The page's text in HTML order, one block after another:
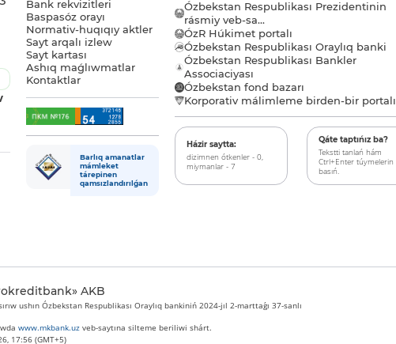
Bank rekvizitleri
Baspasóz orayı
Normativ-huqıqıy aktler
Sayt arqalı izlew
Sayt kartası
Ashıq maǵlıwmatlar
Kontaktlar
Barlıq amanatlar
mámleket
tárepinen
qamsızlandırılǵan
Ózbekstan Respublikası Prezidentinin
rásmiy veb-sa...
ÓzR Húkimet portalı
Ózbekstan Respublikası Oraylıq banki
Ózbekstan Respublikası Bankler
Associaciyası
Ózbekstan fond bazarı
Korporativ málimleme birden-bir portalı
Házir saytta:
dizimnen ótkenler - 0,
miymanlar - 7
Qáte taptıńız ba?
Tekstti tanlań hám
Ctrl+Enter túymelerin
basıń.
AKB
ushın Ózbekstan Respublikası Oraylıq bankiniń 2024-jıl 2-marttaǵı 37-sanlı
www.mkbank.uz veb-saytına silteme beriliwi shárt.
17:56 (GMT+5)